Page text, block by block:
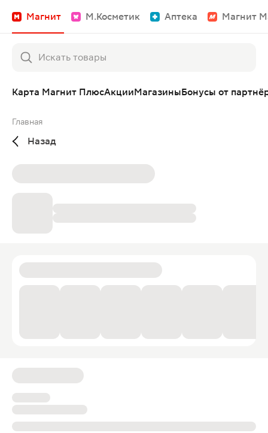
Магнит М.Косметик Аптека Магнит
Карта Магнит ПлюсАкцииМагазиныБонусы от
Главная
Назад